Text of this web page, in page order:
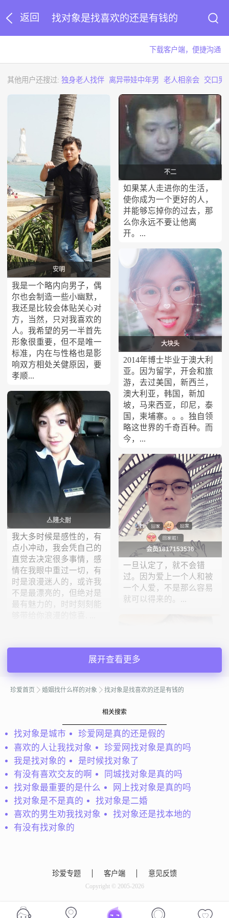
返回 找对象是找喜欢的还是有钱的
下载客户端，便捷沟通
其他用户还搜过:独身老人找伴 离异带娃中年男 老人相亲会 交口男
安明
我是一个略内向男子，偶
尔也会制造一些小幽默，
我还是比较会体贴关心对
方，当然，只对我喜欢的
人。我希望的另一半首先
形象很重要，但不是唯一
标准，内在与性格也是影
响双方相处关健原因，要
孝顺...
亼賤仌耐
我大多时候是感性的，有
点小冲动，我会凭自己的
直觉去决定很多事情，感
情在我眼中重过一切，有
时是浪漫迷人的，或许我
不是最漂亮的，但绝对是
最有魅力的，时时刻刻能
冷颢
Hey,你好，感谢那些浏览
我资料的人，从事业务外
销工作，平时工作会有点
忙，也会抽空户外运动 健
身，爱情不因锁碎而平
谈，我们可以一起经营。
不二
如果某人走进你的生活，
使你成为一个更好的人，
并能够忘掉你的过去，那
么你永远不要让他离
开。...
大块头
2014年博士毕业于澳大利
亚。因为留学，开会和旅
游，去过美国，新西兰，
澳大利亚，韩国，新加
坡，马来西亚，印尼，泰
国，柬埔寨。。。独自领
略这世界的千奇百种。而
今，...
会员1817153536
一旦认定了，就不会错
过。因为爱上一个人和被
一个人爱，不是那么容易
就可以得来的。...
希望你是温柔善良的，孝
顺父母的，希望能在这里
找到能度过一生的佳
人。...
会员83862336
我不是会员没有办法回
展开查看更多
珍爱首页 婚姻找什么样的对象 找对象是找喜欢的还是有钱的
相关搜索
找对象是城市
珍爱网是真的还是假的
喜欢的人让我找对象
珍爱网找对象是真的吗
我是找对象的
是时候找对象了
有没有喜欢交友的啊
同城找对象是真的吗
找对象最重要的是什么
网上找对象是真的吗
找对象是不是真的
找对象是二婚
喜欢的男生劝我找对象
找对象还是找本地的
有没有找对象的
珍爱专题 客户端 意见反馈
Copyright © 2005-2026